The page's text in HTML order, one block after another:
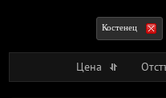
Костенец
Цена